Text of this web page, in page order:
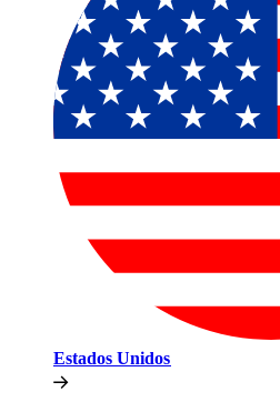
Estados Unidos​​